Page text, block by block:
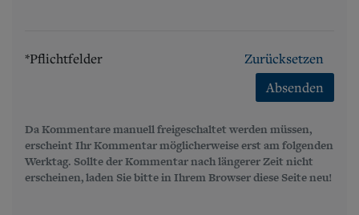
*Pflichtfelder
Zurücksetzen
Absenden
Da Kommentare manuell freigeschaltet werden müssen,
erscheint Ihr Kommentar möglicherweise erst am folgenden
Werktag. Sollte der Kommentar nach längerer Zeit nicht
erscheinen, laden Sie bitte in Ihrem Browser diese Seite neu!